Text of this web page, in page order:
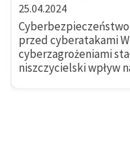
25.04.2024
przed cyberatakami
cyberzagrożeniami
niszczycielski wpływ